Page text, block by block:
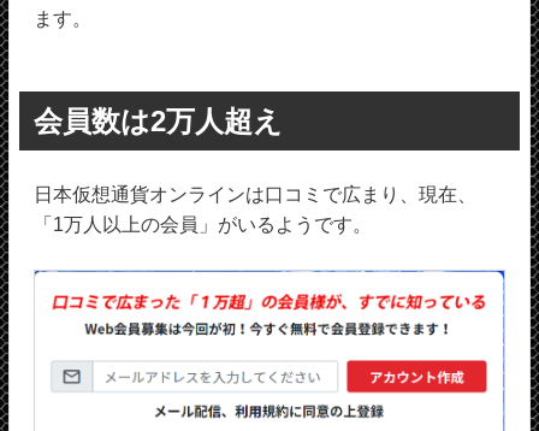
ます。
会員数は2万人超え
日本仮想通貨オンラインは口コミで広まり、現在、
「1万人以上の会員」がいるようです。